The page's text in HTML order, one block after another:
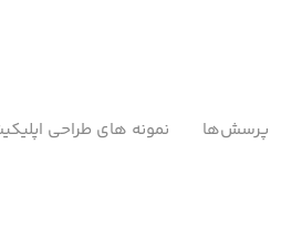
پرسش‌ها نمونه های طراحی